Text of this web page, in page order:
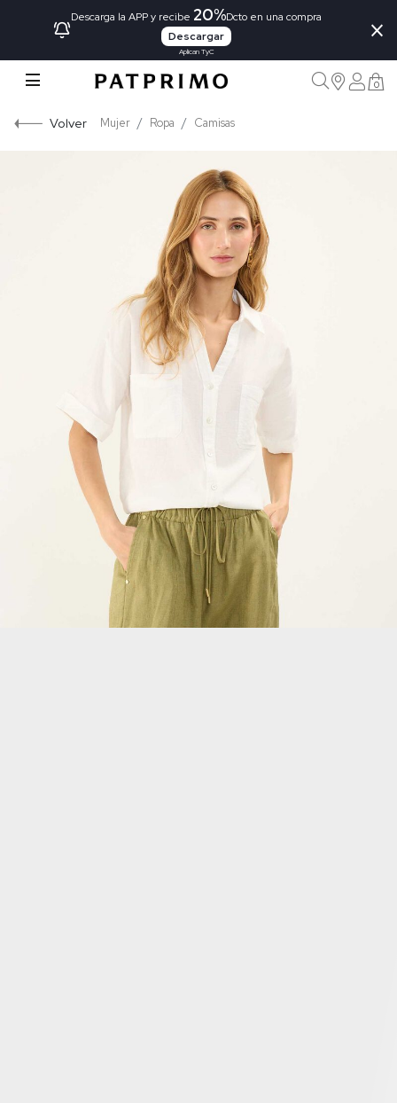
Descarga la APP y recibe 20%Dcto en una compra
Descargar
Aplican TyC
×
0
Volver Mujer Ropa Camisas